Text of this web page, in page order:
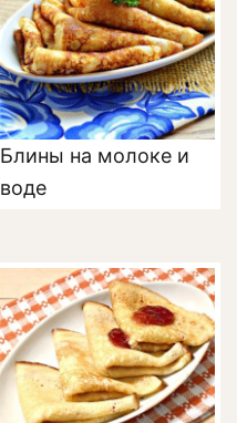
Блины на молоке и
воде